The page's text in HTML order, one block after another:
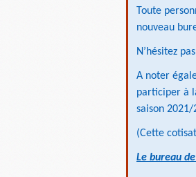
Toute
nouveau
N’hésitez
A noter
participer à
saison 2021/
(Cette
Le bureau